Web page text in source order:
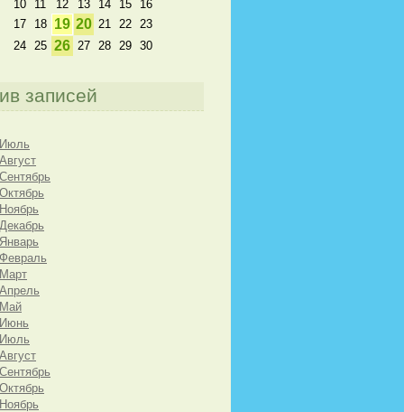
10
11 12 13 14 15
16
17
18 19 20 21 22
23
24
25 26 27 28 29 30
записей